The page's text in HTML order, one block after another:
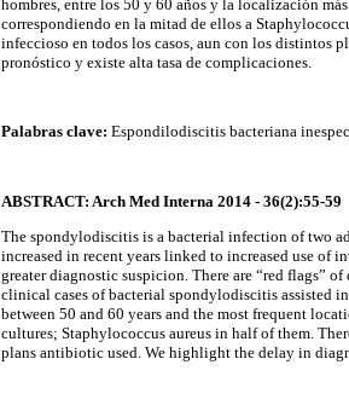
hombres, entre los 50 y 60 años y la localización
correspondiendo en la mitad de ellos a
infeccioso en todos los casos, aun con los distintos
pronóstico y existe alta tasa de complicaciones.
Palabras clave: Espondilodiscitis bacteriana
ABSTRACT: Arch Med Interna 2014 - 36(2):55-59
The spondylodiscitis is a bacterial infection of two
increased in recent years linked to increased use of
greater diagnostic suspicion. There are “red flags”
clinical cases of bacterial spondylodiscitis assisted
between 50 and 60 years and the most frequent
cultures; Staphylococcus aureus in half of them.
plans antibiotic used. We highlight the delay in